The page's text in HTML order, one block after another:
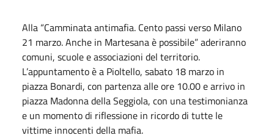
Alla “Camminata antimafia. Cento passi verso Milano
21 marzo. Anche in Martesana è possibile” aderiranno
comuni, scuole e associazioni del territorio.
L’appuntamento è a Pioltello, sabato 18 marzo in
piazza Bonardi, con partenza alle ore 10.00 e arrivo in
piazza Madonna della Seggiola, con una testimonianza
e un momento di riflessione in ricordo di tutte le
vittime innocenti della mafia.